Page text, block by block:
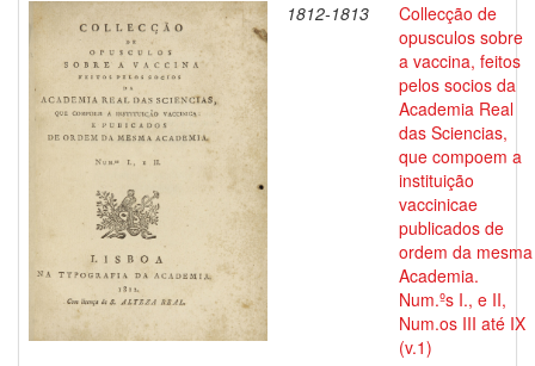
1812-1813
Collecção de
opusculos sobre
a vaccina, feitos
pelos socios da
Academia Real
das Sciencias,
que compoem a
instituição
vaccinicae
publicados de
ordem da mesma
Academia.
Num.ºs I., e II,
Num.os III até IX
(v.1)